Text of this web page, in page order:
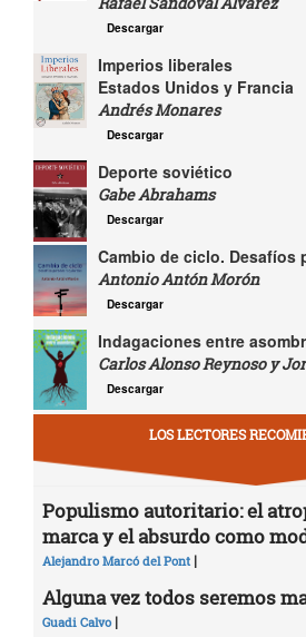
Descargar
Imperios liberales
Estados Unidos y Francia
Andrés Monares
Descargar
Deporte soviético
Gabe Abrahams
Descargar
Cambio de ciclo. Desafíos
Antonio Antón Morón
Descargar
Indagaciones entre
Carlos Alonso Reynoso y
Descargar
LOS LECTORES
Populismo autoritario: el
marca y el absurdo como
Alejandro Marcó del Pont |
Alguna vez todos seremos
Guadi Calvo |